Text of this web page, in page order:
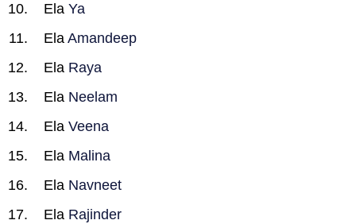
Ela Ya
Ela Amandeep
Ela Raya
Ela Neelam
Ela Veena
Ela Malina
Ela Navneet
Ela Rajinder